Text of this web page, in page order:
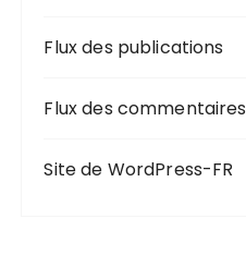
Flux des publications
Flux des commentaires
Site de WordPress-FR